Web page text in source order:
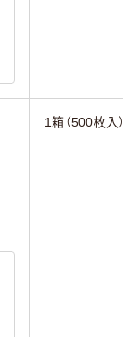
1箱（500枚入）